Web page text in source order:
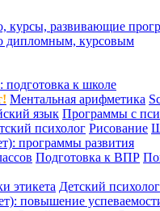
курсы, развивающие
дипломным, курсовым
к школе
Ментальная арифметика
язык Программы с
психолог Рисование
программы развития
Подготовка к ВПР
этикета Детский психолог
повышение